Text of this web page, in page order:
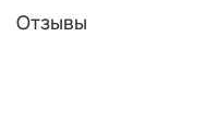
Отзывы